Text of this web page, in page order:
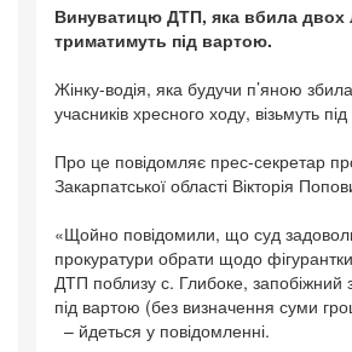
Винуватицю ДТП, яка вбила двох
триматимуть під вартою.
Жінку-водія, яка будучи п’яною
учасників хресного ходу, візьмуть
Про це повідомляє прес-секретар
Закарпатської області Вікторія
«Щойно повідомили, що суд
прокуратури обрати щодо
ДТП поблизу с. Глибоке, запобіжний
під вартою (без визначення суми
– йдеться у повідомленні.